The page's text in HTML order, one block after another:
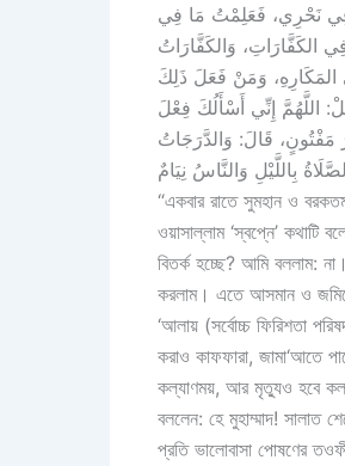
فِي نَحْرِي، فَعَلِمْتُ مَا فِي
الكَفَّارَاتِ، وَالكَفَّارَاتُ
المَكَارِهِ، وَمَنْ فَعَلَ ذَلِكَ
اللَّهُمَّ إِنِّي أَسْأَلُكَ فِعْلَ
مَفْتُونٍ، قَالَ: وَالدَّرَجَاتُ
“একবার রাতে সুমহান ও
ওয়াসাল্লাম ‘স্বপ্নে’ কথাটি
বিতর্ক হচ্ছে? আমি বললাম:
করলাম। এতে আসমান ও
‘আলায় (সর্বোচ্চ ফিরিশতা
করাও কাফফারা, জামা‘আতে
কল্যাণময়, আর মৃত্যুও হবে
বললেন: হে মুহাম্মাদ! সালাত
প্রতি ভালোবাসা পোষণের